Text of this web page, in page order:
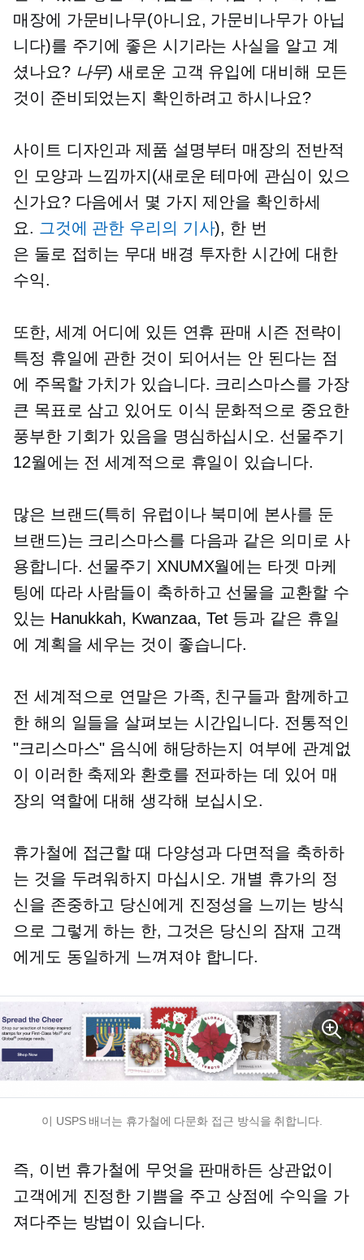
매장에 가문비나무(아니요, 가문비나무가 아닙
니다)를 주기에 좋은 시기라는 사실을 알고 계
셨나요? 나무) 새로운 고객 유입에 대비해 모든
것이 준비되었는지 확인하려고 하시나요?
사이트 디자인과 제품 설명부터 매장의 전반적
인 모양과 느낌까지(새로운 테마에 관심이 있으
신가요? 다음에서 몇 가지 제안을 확인하세
요. 그것에 관한 우리의 기사), 한 번
은 둘로 접히는 무대 배경 투자한 시간에 대한
수익.
또한, 세계 어디에 있든 연휴 판매 시즌 전략이
특정 휴일에 관한 것이 되어서는 안 된다는 점
에 주목할 가치가 있습니다. 크리스마스를 가장
큰 목표로 삼고 있어도 이식 문화적으로 중요한
풍부한 기회가 있음을 명심하십시오. 선물주기
12월에는 전 세계적으로 휴일이 있습니다.
많은 브랜드(특히 유럽이나 북미에 본사를 둔
브랜드)는 크리스마스를 다음과 같은 의미로 사
용합니다. 선물주기
XNUMX월에는 타겟 마케
팅에 따라 사람들이 축하하고 선물을 교환할 수
있는 Hanukkah, Kwanzaa, Tet 등과 같은 휴일
에 계획을 세우는 것이 좋습니다.
전 세계적으로 연말은 가족, 친구들과 함께하고
한 해의 일들을 살펴보는 시간입니다. 전통적인
"크리스마스" 음식에 해당하는지 여부에 관계없
이 이러한 축제와 환호를 전파하는 데 있어 매
장의 역할에 대해 생각해 보십시오.
휴가철에 접근할 때 다양성과 다면적을 축하하
는 것을 두려워하지 마십시오. 개별 휴가의 정
신을 존중하고 당신에게 진정성을 느끼는 방식
으로 그렇게 하는 한, 그것은 당신의 잠재 고객
에게도 동일하게 느껴져야 합니다.
이 USPS 배너는 휴가철에 다문화 접근 방식을 취합니다.
즉, 이번 휴가철에 무엇을 판매하든 상관없이
고객에게 진정한 기쁨을 주고 상점에 수익을 가
져다주는 방법이 있습니다.